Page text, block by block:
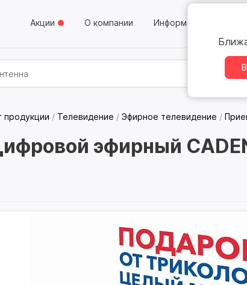
Акции О компании Информация
продукции / Телевидение / Эфирное телевидение /
эфирный